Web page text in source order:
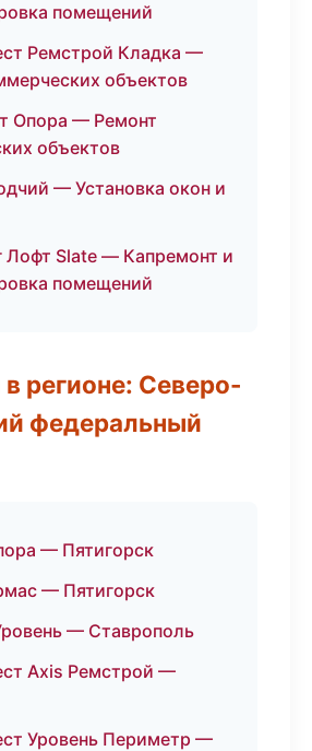
помещений
Ремстрой Кладка —
объектов
Опора — Ремонт
объектов
— Установка окон и
Лофт Slate — Капремонт и
помещений
регионе: Северо-
федеральный
— Пятигорск
— Пятигорск
— Ставрополь
Axis Ремстрой —
Уровень Периметр —